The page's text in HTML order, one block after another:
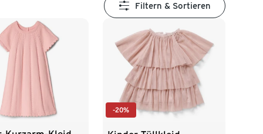
Filtern & Sortieren
-20%